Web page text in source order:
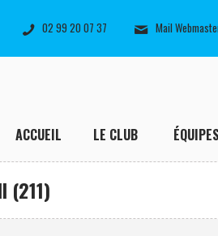
02 99 20 07 37 Mail
ACCUEIL LE CLUB ÉQUIPES
(211)